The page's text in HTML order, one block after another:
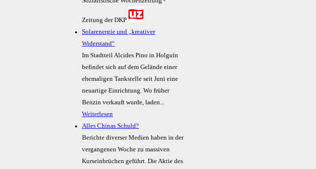
Zeitung der DKP
Solarenergie und „kreativer
Widerstand“
Im Stadtteil Alcides Pino in Holguín
befindet sich auf dem Gelände einer
ehemaligen Tankstelle seit Juni eine
neuartige Einrichtung. Wo früher
Benzin verkauft wurde, laden...
Weiterlesen
Alles Chinas Schuld?
Berichte diverser Medien haben in der
vergangenen Woche zu massiven
Kurseinbrüchen geführt. Die Aktie des